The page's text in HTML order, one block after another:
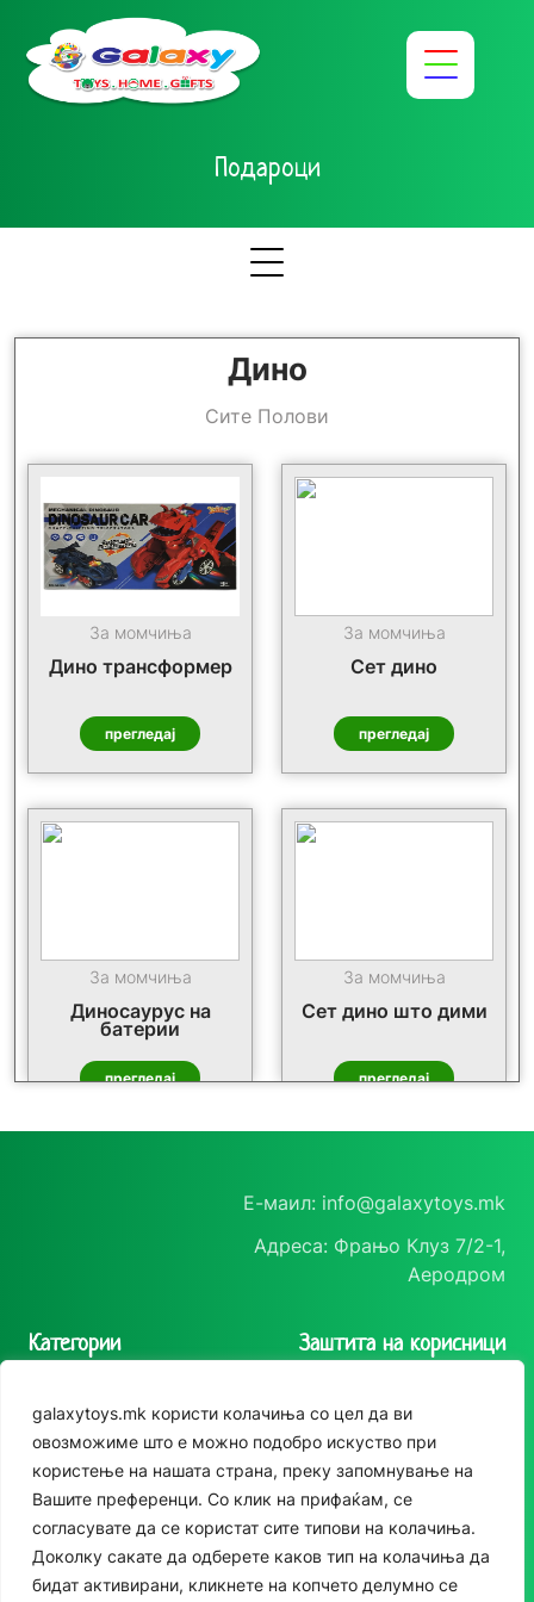
galaxytoys.mk користи колачиња со цел да ви
овозможиме што е можно подобро искуство при
користење на нашата страна, преку запомнување на
Вашите преференци. Со клик на прифаќам, се
согласувате да се користат сите типови на колачиња.
Доколку сакате да одберете каков тип на колачиња да
бидат активирани, кликнете на копчето делумно се
Подароци
Дино
Сите Полови
За момчиња
Дино трансформер
прегледај
За момчиња
Сет дино
прегледај
За момчиња
Диносаурус на
батерии
прегледај
За момчиња
Сет дино што дими
прегледај
Сет дино воз
прегледај
Сет дино вовче
прегледај
Е-маил: info@galaxytoys.mk
Адреса: Фрањо Клуз 7/2-1,
Аеродром
Категории
Сезонска опрема
Друштвени игри
За двор
Едукативни
Заштита на корисници
приватност
Политика за колачиња
Следете нè